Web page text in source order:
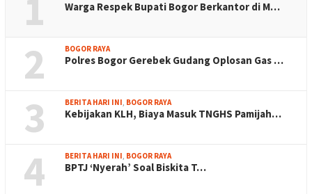
Warga Respek Bupati Bogor Berkantor di M…
2 BOGOR RAYA
Polres Bogor Gerebek Gudang Oplosan Gas …
3 BERITA HARI INI, BOGOR RAYA
Kebijakan KLH, Biaya Masuk TNGHS Pamijah…
4 BERITA HARI INI, BOGOR RAYA
BPTJ ‘Nyerah’ Soal Biskita T…